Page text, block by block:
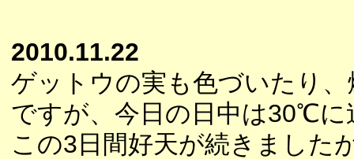
2010.11.22
ゲットウの実も色づいたり
ですが、今日の日中は30℃に
この3日間好天が続きました